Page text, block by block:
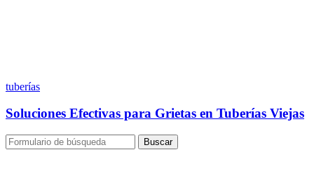
tuberías
Soluciones Efectivas para Grietas en Tuberías Viejas
Buscar